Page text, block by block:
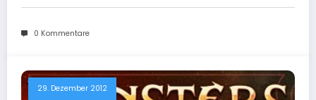
0 Kommentare
29. Dezember 2012